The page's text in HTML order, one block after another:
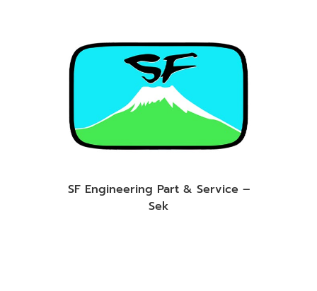
SF Engineering Part & Service –
Sek